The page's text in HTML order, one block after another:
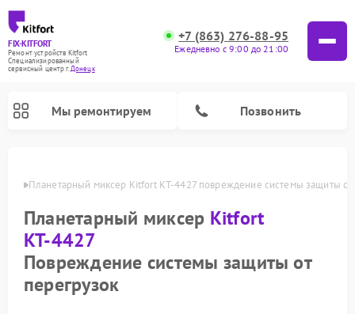
FIX-KITFORT
Ремонт устройств Kitfort
Специализированный
cервисный центр г.Донецк
+7 (863) 276-88-95
Ежедневно с 9:00 до 21:00
Мы ремонтируем Позвонить
Планетарный миксер Kitfort КТ-4427 повреждение системы защиты от
Планетарный миксер Kitfort
КТ-4427
Повреждение системы защиты от
перегрузок